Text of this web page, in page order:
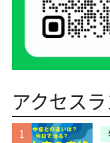
アクセス
1